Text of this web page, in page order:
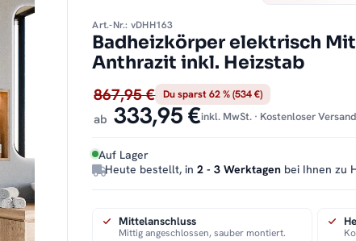
Art.-Nr.: vDHH163
Badheizkörper elektrisch
Anthrazit inkl. Heizstab
867,95 € Du sparst 62 % (534 €)
ab 333,95 €inkl. MwSt. · Kostenloser Versand
Auf Lager
Heute bestellt, in2 - 3 Werktagen bei Ihnen zu
Mittelanschluss
Mittig angeschlossen, sauber montiert.